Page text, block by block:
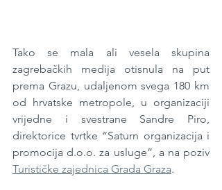
Tako se mala ali vesela skupina
zagrebačkih medija otisnula na put
prema Grazu, udaljenom svega 180 km
od hrvatske metropole, u organizaciji
vrijedne i svestrane Sandre Piro,
direktorice tvrtke “Saturn organizacija i
Turističke zajednica Grada Graza.